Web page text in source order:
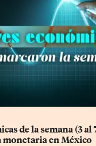
de la semana (3
monetaria en México